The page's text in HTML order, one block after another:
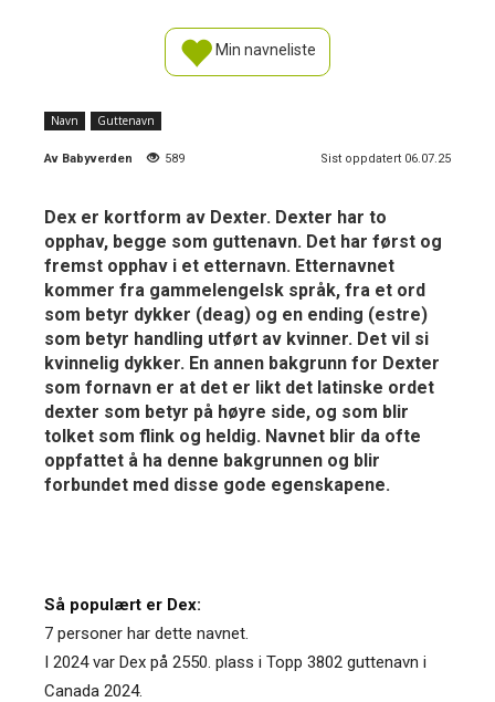
Min navneliste
Navn Guttenavn
Av Babyverden 589 Sist oppdatert 06.07.25
Dex er kortform av Dexter. Dexter har to
opphav, begge som guttenavn. Det har først og
fremst opphav i et etternavn. Etternavnet
kommer fra gammelengelsk språk, fra et ord
som betyr dykker (deag) og en ending (estre)
som betyr handling utført av kvinner. Det vil si
kvinnelig dykker. En annen bakgrunn for Dexter
som fornavn er at det er likt det latinske ordet
dexter som betyr på høyre side, og som blir
tolket som flink og heldig. Navnet blir da ofte
oppfattet å ha denne bakgrunnen og blir
forbundet med disse gode egenskapene.
Så populært er Dex:
7 personer har dette navnet.
I 2024 var Dex på 2550. plass i Topp 3802 guttenavn i
Canada 2024.